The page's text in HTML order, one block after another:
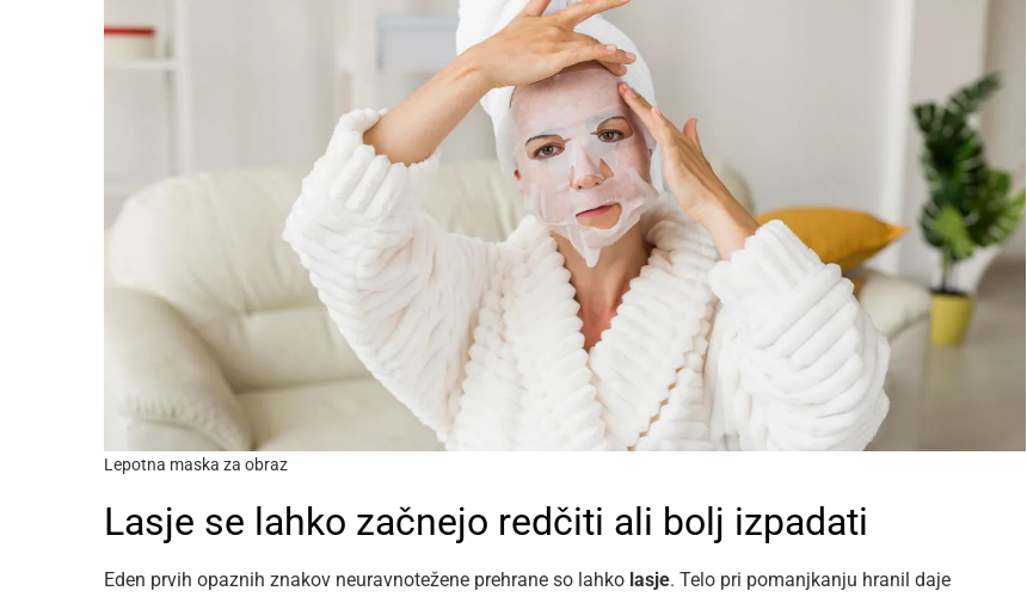
Lepotna maska za obraz
Lasje se lahko začnejo redčiti ali bolj izpadati
Eden prvih opaznih znakov neuravnotežene prehrane so lahko lasje. Telo pri pomanjkanju hranil daje